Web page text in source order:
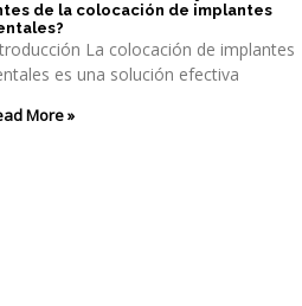
de la colocación de implantes
La colocación de implantes
es una solución efectiva
More »